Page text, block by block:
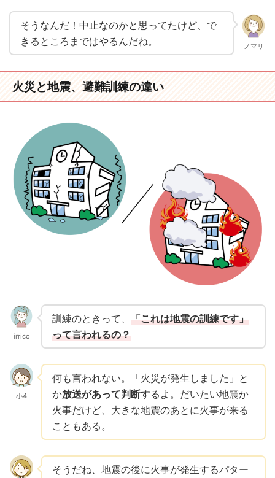
そうなんだ！中止なのかと思ってたけど、で
きるところまではやるんだね。
ノマリ
火災と地震、避難訓練の違い
irrico
訓練のときって、 「これは地震の訓練です」
って言われるの？
小4
何も言われない。「火災が発生しました」と
か放送があって判断するよ。だいたい地震か
火事だけど、大きな地震のあとに火事が来る
こともある。
そうだね、地震の後に火事が発生するパター